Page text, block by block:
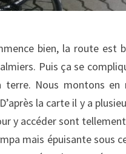
bien, la route est
Puis ça se
Nous montons en
la carte il y a
y accéder sont
mais épuisante sous